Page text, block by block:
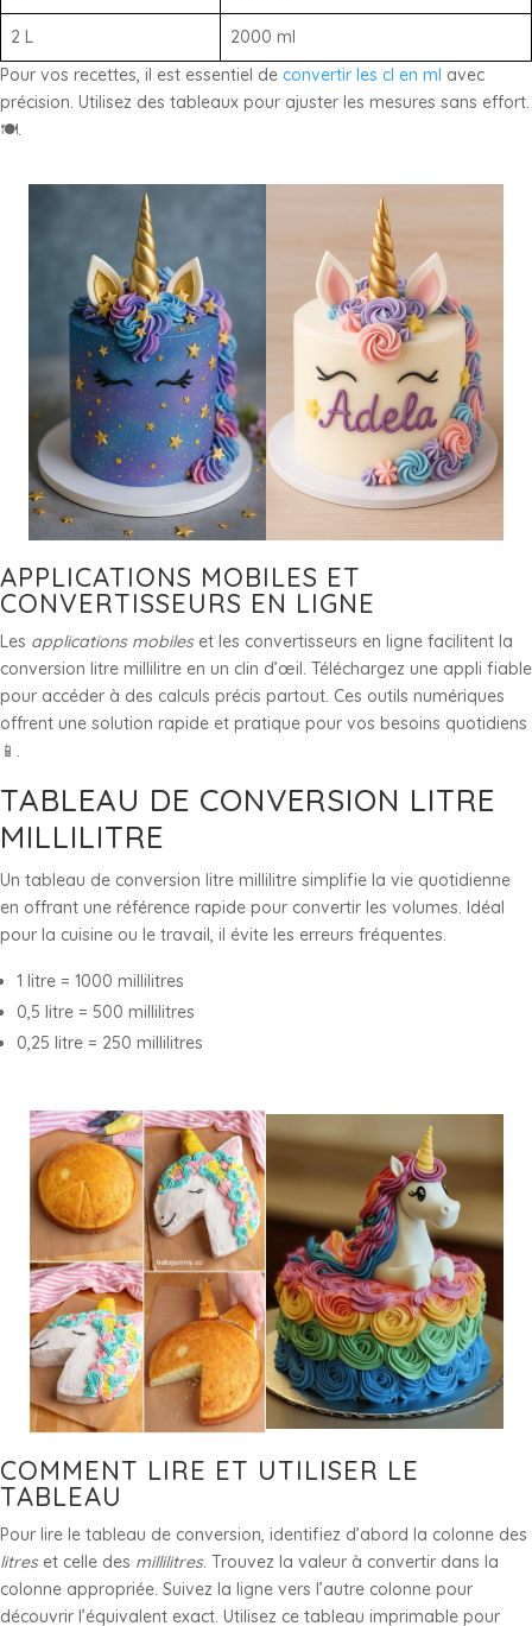
2 L
2000 ml
Pour vos recettes, il est essentiel de convertir les cl en ml avec
précision. Utilisez des tableaux pour ajuster les mesures sans effort.
🍽️.
APPLICATIONS MOBILES ET
CONVERTISSEURS EN LIGNE
Les applications mobileset les convertisseurs en ligne facilitent la
conversion litre millilitre en un clin d’œil. Téléchargez une appli fiable
pour accéder à des calculs précis partout. Ces outils numériques
offrent une solution rapide et pratique pour vos besoins quotidiens
📱.
TABLEAU DE CONVERSION LITRE
MILLILITRE
Un tableau de conversion litre millilitre simplifie la vie quotidienne
en offrant une référence rapide pour convertir les volumes. Idéal
pour la cuisine ou le travail, il évite les erreurs fréquentes.
1 litre = 1000 millilitres
0,5 litre = 500 millilitres
0,25 litre = 250 millilitres
COMMENT LIRE ET UTILISER LE
TABLEAU
Pour lire le tableau de conversion, identifiez d’abord la colonne des
litreset celle des millilitres. Trouvez la valeur à convertir dans la
colonne appropriée. Suivez la ligne vers l’autre colonne pour
découvrir l’équivalent exact. Utilisez ce tableau imprimable pour